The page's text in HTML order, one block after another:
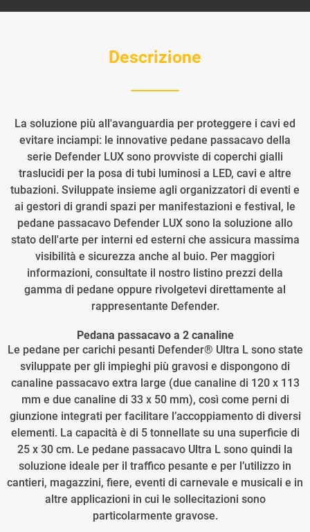
Descrizione
La soluzione più all'avanguardia per proteggere i cavi ed
evitare inciampi: le innovative pedane passacavo della
serie Defender LUX sono provviste di coperchi gialli
traslucidi per la posa di tubi luminosi a LED, cavi e altre
tubazioni. Sviluppate insieme agli organizzatori di eventi e
ai gestori di grandi spazi per manifestazioni e festival, le
pedane passacavo Defender LUX sono la soluzione allo
stato dell'arte per interni ed esterni che assicura massima
visibilità e sicurezza anche al buio. Per maggiori
informazioni, consultate il nostro listino prezzi della
gamma di pedane oppure rivolgetevi direttamente al
rappresentante Defender.
Pedana passacavo a 2 canaline
Le pedane per carichi pesanti Defender® Ultra L sono state
sviluppate per gli impieghi più gravosi e dispongono di
canaline passacavo extra large (due canaline di 120 x 113
mm e due canaline di 33 x 50 mm), così come perni di
giunzione integrati per facilitare l’accoppiamento di diversi
elementi. La capacità è di 5 tonnellate su una superficie di
25 x 30 cm. Le pedane passacavo Ultra L sono quindi la
soluzione ideale per il traffico pesante e per l’utilizzo in
cantieri, magazzini, fiere, eventi di carnevale e musicali e in
altre applicazioni in cui le sollecitazioni sono
particolarmente gravose.